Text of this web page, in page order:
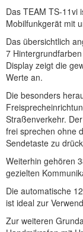
Das TEAM TS-11vi
Mobilfunkgerät mit
Das übersichtlich
7
Display zeigt die
Werte an.
Die besonders
Straßenverkehr.
frei sprechen ohne
Sendetaste zu
Weiterhin gehören
gezielten
Die automatische
ist ideal zur
Zur weiteren